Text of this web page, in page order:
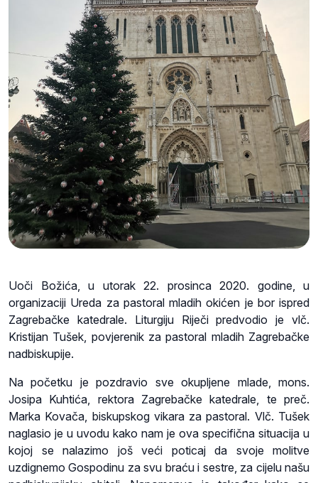
Uoči Božića, u utorak 22. prosinca 2020. godine, u
organizaciji Ureda za pastoral mladih okićen je bor ispred
Zagrebačke katedrale. Liturgiju Riječi predvodio je vlč.
Kristijan Tušek, povjerenik za pastoral mladih Zagrebačke
nadbiskupije.
Na početku je pozdravio sve okupljene mlade, mons.
Josipa Kuhtića, rektora Zagrebačke katedrale, te preč.
Marka Kovača, biskupskog vikara za pastoral. Vlč. Tušek
naglasio je u uvodu kako nam je ova specifična situacija u
kojoj se nalazimo još veći poticaj da svoje molitve
uzdignemo Gospodinu za svu braću i sestre, za cijelu našu